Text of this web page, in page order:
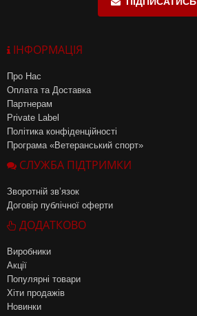
ІНФОРМАЦІЯ
Про Нас
Оплата та Доставка
Партнерам
Private Label
Політика конфіденційності
Програма «Ветеранський спорт»
СЛУЖБА ПІДТРИМКИ
Зворотній зв’язок
Договір публічної оферти
ДОДАТКОВО
Виробники
Акції
Популярні товари
Хіти продажів
Новинки